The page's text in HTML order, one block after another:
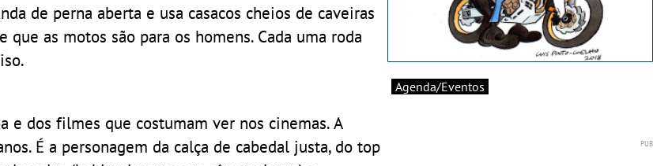
de perna aberta e usa casacos cheios de caveiras
as motos são para os homens. Cada uma roda
e dos filmes que costumam ver nos cinemas. A
É a personagem da calça de cabedal justa, do top
Agenda/Eventos